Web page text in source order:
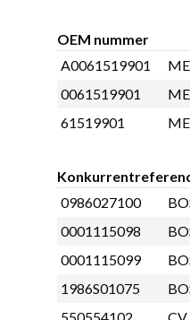
OEM nummer
A0061519901
0061519901
61519901
0986027100
0001115098
0001115099
1986S01075